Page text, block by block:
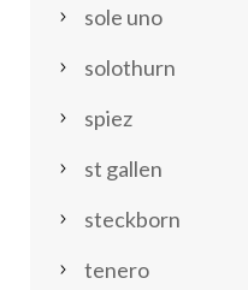
sole uno
solothurn
spiez
st gallen
steckborn
tenero